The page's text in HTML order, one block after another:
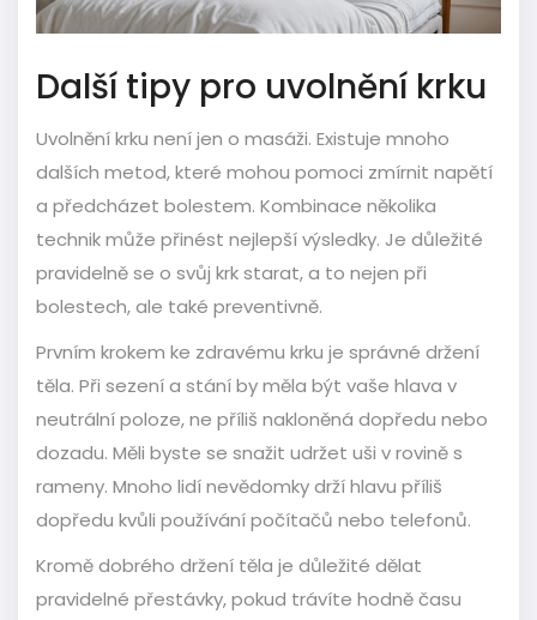
Další tipy pro uvolnění krku
Uvolnění krku není jen o masáži. Existuje mnoho
dalších metod, které mohou pomoci zmírnit napětí
a předcházet bolestem. Kombinace několika
technik může přinést nejlepší výsledky. Je důležité
pravidelně se o svůj krk starat, a to nejen při
bolestech, ale také preventivně.
Prvním krokem ke zdravému krku je správné držení
těla. Při sezení a stání by měla být vaše hlava v
neutrální poloze, ne příliš nakloněná dopředu nebo
dozadu. Měli byste se snažit udržet uši v rovině s
rameny. Mnoho lidí nevědomky drží hlavu příliš
dopředu kvůli používání počítačů nebo telefonů.
Kromě dobrého držení těla je důležité dělat
pravidelné přestávky, pokud trávíte hodně času